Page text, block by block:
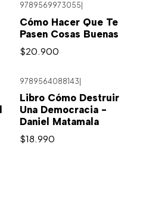
9789569973055
Cómo Hacer Que Te
Pasen Cosas Buenas
$20.900
9789564088143
Libro Cómo Destruir
Una Democracia -
Daniel Matamala
$18.990